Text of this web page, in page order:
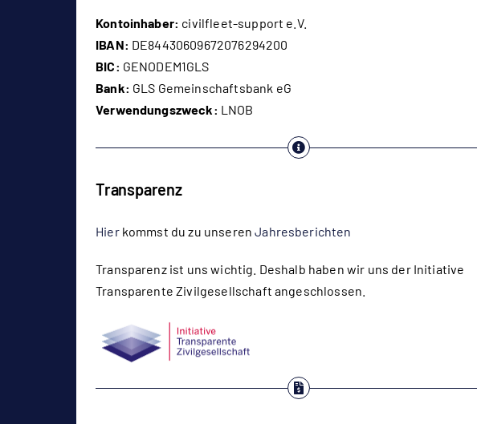
Kontoinhaber: civilfleet-support e.V.
IBAN: DE84430609672076294200
BIC: GENODEM1GLS
Bank: GLS Gemeinschaftsbank eG
Verwendungszweck: LNOB
Transparenz
Hierkommst du zu unserenJahresberichten
Transparenz ist uns wichtig. Deshalb haben wir uns der Initiative
Transparente Zivilgesellschaft angeschlossen.